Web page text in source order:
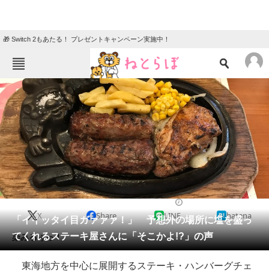
🎁 Switch 2もあたる！ プレゼントキャンペーン実施中！
ねとらぼメニュー
TOP ニュース
エンタメ クイズ
グルメ 地域
住まい 教育・育児
動物 リサーチ
会員記事
メディア
注目記事を集めた総合ページ
「イイッタイ目ガァァァ！」 予想外の場所に塩を盛っ
てくれるステーキ屋さんに「そこかよ!?」の声
X Share LINE hatena
染みるぅっ！
東海地方を中心に展開するステーキ・ハンバーグチェ